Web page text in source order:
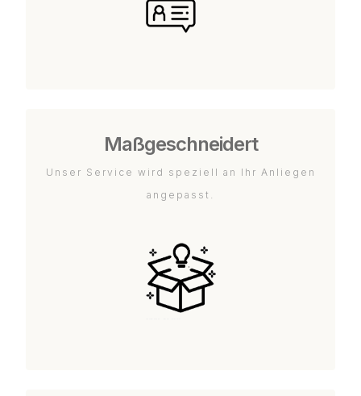
Maßgeschneidert
Unser Service wird speziell an Ihr Anliegen
angepasst.